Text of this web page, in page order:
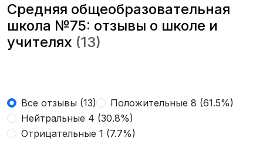
Средняя общеобразовательная
школа №75: отзывы о школе и
учителях (13)
Все отзывы (13)
Положительные 8 (61.5%)
Нейтральные 4 (30.8%)
Отрицательные 1 (7.7%)